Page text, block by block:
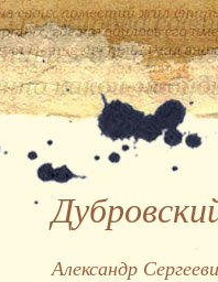
Александр